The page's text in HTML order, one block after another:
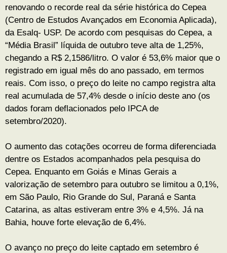
renovando o recorde real da série histórica do Cepea
(Centro de Estudos Avançados em Economia Aplicada),
da Esalq- USP. De acordo com pesquisas do Cepea, a
“Média Brasil” líquida de outubro teve alta de 1,25%,
chegando a R$ 2,1586/litro. O valor é 53,6% maior que o
registrado em igual mês do ano passado, em termos
reais. Com isso, o preço do leite no campo registra alta
real acumulada de 57,4% desde o início deste ano (os
dados foram deflacionados pelo IPCA de
setembro/2020).
O aumento das cotações ocorreu de forma diferenciada
dentre os Estados acompanhados pela pesquisa do
Cepea. Enquanto em Goiás e Minas Gerais a
valorização de setembro para outubro se limitou a 0,1%,
em São Paulo, Rio Grande do Sul, Paraná e Santa
Catarina, as altas estiveram entre 3% e 4,5%. Já na
Bahia, houve forte elevação de 6,4%.
O avanço no preço do leite captado em setembro é